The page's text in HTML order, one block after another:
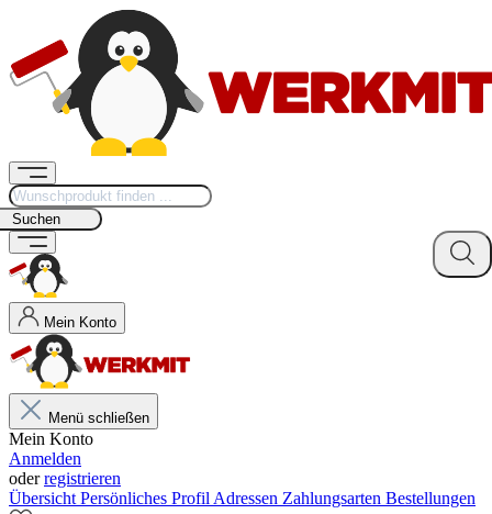
Suchen
Mein Konto
Menü schließen
Mein Konto
Anmelden
oderregistrieren
Übersicht Persönliches Profil Adressen Zahlungsarten Bestellungen